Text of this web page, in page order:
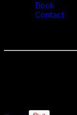
Book
Contact